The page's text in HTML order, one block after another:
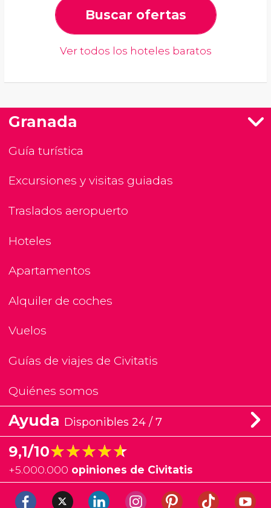
Buscar ofertas
Ver todos los hoteles baratos
Granada
Guía turística
Excursiones y visitas guiadas
Traslados aeropuerto
Hoteles
Apartamentos
Alquiler de coches
Vuelos
Guías de viajes de Civitatis
Quiénes somos
Ayuda Disponibles 24 / 7
9,1/10★★★★★
★★★★★
+5.000.000 opiniones de Civitatis